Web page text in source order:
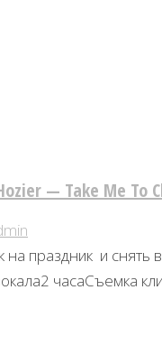
— Take Me To
на праздник и
часаСъемка